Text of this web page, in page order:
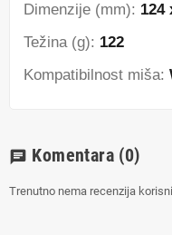
Dimenzije (mm): 124
Težina (g): 122
Kompatibilnost miša:
chat Komentara (0)
Trenutno nema recenzija